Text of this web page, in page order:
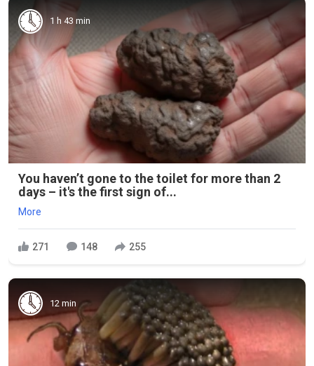
1 h 43 min
You haven’t gone to the toilet for more than 2
days – it's the first sign of...
More
271 148 255
12 min